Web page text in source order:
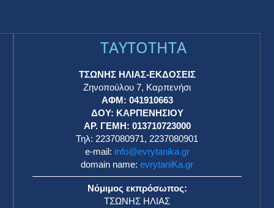
TAYTOTHTA
ΤΣΩΝΗΣ ΗΛΙΑΣ-ΕΚΔΟΣΕΙΣ
Ζηνοπούλου 7, Καρπενήσι
ΑΦΜ: 041910663
ΔΟΥ: ΚΑΡΠΕΝΗΣΙΟΥ
ΑΡ. ΓΕΜΗ: 013710723000
Τηλ: 2237080971, 2237080901
e-mail: info@evrytanika.gr
domain name: evrytaniKa.gr
Νόμιμος εκπρόσωπος:
ΤΣΩΝΗΣ ΗΛΙΑΣ